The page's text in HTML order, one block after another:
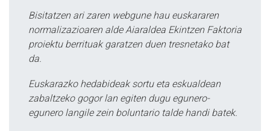
Bisitatzen ari zaren webgune hau euskararen
normalizazioaren alde Aiaraldea Ekintzen Faktoria
proiektu berrituak garatzen duen tresnetako bat
da.
Euskarazko hedabideak sortu eta eskualdean
zabaltzeko gogor lan egiten dugu egunero-
egunero langile zein boluntario talde handi batek.